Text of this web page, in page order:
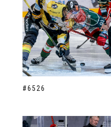
#6526